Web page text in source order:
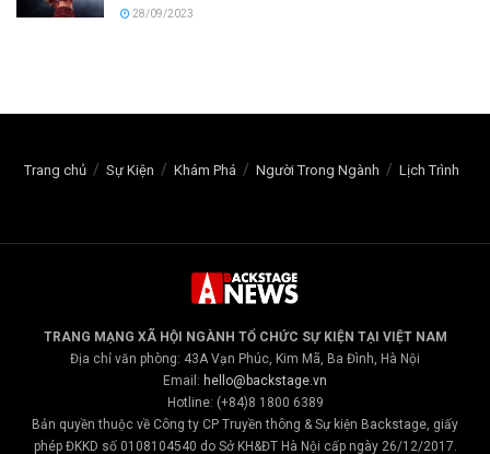
28/09/2023
Trang chủ Sự Kiện Khám Phá Người Trong Ngành Lịch Trình
TRANG MẠNG XÃ HỘI NGÀNH TỔ CHỨC SỰ KIỆN TẠI VIỆT NAM
Địa chỉ văn phòng: 43A Vạn Phúc, Kim Mã, Ba Đình, Hà Nội
Email: hello@backstage.vn
Hotline: (+84)8 1800 6389
Bản quyền thuộc về Công ty CP Truyền thông & Sự kiện Backstage, giấy
phép ĐKKD số 0108104540 do Sở KH&ĐT Hà Nội cấp ngày 26/12/2017.